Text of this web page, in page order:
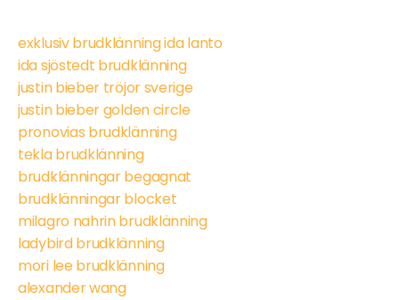
exklusiv brudklänning ida lanto
ida sjöstedt brudklänning
justin bieber tröjor sverige
justin bieber golden circle
pronovias brudklänning
tekla brudklänning
brudklänningar begagnat
brudklänningar blocket
milagro nahrin brudklänning
ladybird brudklänning
mori lee brudklänning
alexander wang